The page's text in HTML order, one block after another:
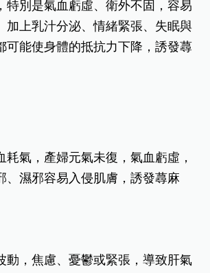
成為蕁麻疹的高發族群。
患蕁麻疹？
經歷重大的生理變化，免疫系統調
波動、作息失衡等多重因素，皆可
敏反應。中醫認為，產後屬於
特別是氣血虧虛、衛外不固，容易
加上乳汁分泌、情緒緊張、失眠與
可能使身體的抵抗力下降，誘發蕁